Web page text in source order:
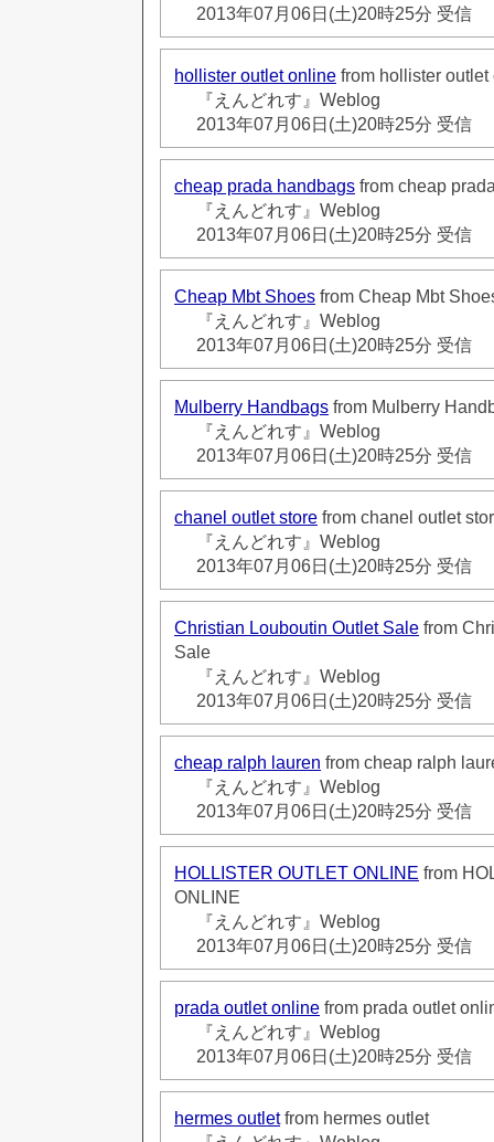
2013年07月06日(土)20時25分 受信
hollister outlet online from hollister outlet
『えんどれす』Weblog
2013年07月06日(土)20時25分 受信
cheap prada handbags from cheap
『えんどれす』Weblog
2013年07月06日(土)20時25分 受信
Cheap Mbt Shoes from Cheap Mbt
『えんどれす』Weblog
2013年07月06日(土)20時25分 受信
Mulberry Handbags from Mulberry
『えんどれす』Weblog
2013年07月06日(土)20時25分 受信
chanel outlet store from chanel outlet
『えんどれす』Weblog
2013年07月06日(土)20時25分 受信
Christian Louboutin Outlet Sale from
Sale
『えんどれす』Weblog
2013年07月06日(土)20時25分 受信
cheap ralph lauren from cheap ralph
『えんどれす』Weblog
2013年07月06日(土)20時25分 受信
HOLLISTER OUTLET ONLINE from
ONLINE
『えんどれす』Weblog
2013年07月06日(土)20時25分 受信
prada outlet online from prada outlet
『えんどれす』Weblog
2013年07月06日(土)20時25分 受信
hermes outletfrom hermes outlet